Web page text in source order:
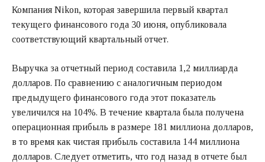
Компания Nikon, которая завершила первый квартал
текущего финансового года 30 июня, опубликовала
соответствующий квартальный отчет.
Выручка за отчетный период составила 1,2 миллиарда
долларов. По сравнению с аналогичным периодом
предыдущего финансового года этот показатель
увеличился на 104%. В течение квартала была получена
операционная прибыль в размере 181 миллиона долларов,
в то время как чистая прибыль составила 144 миллиона
долларов. Следует отметить, что год назад в отчете был